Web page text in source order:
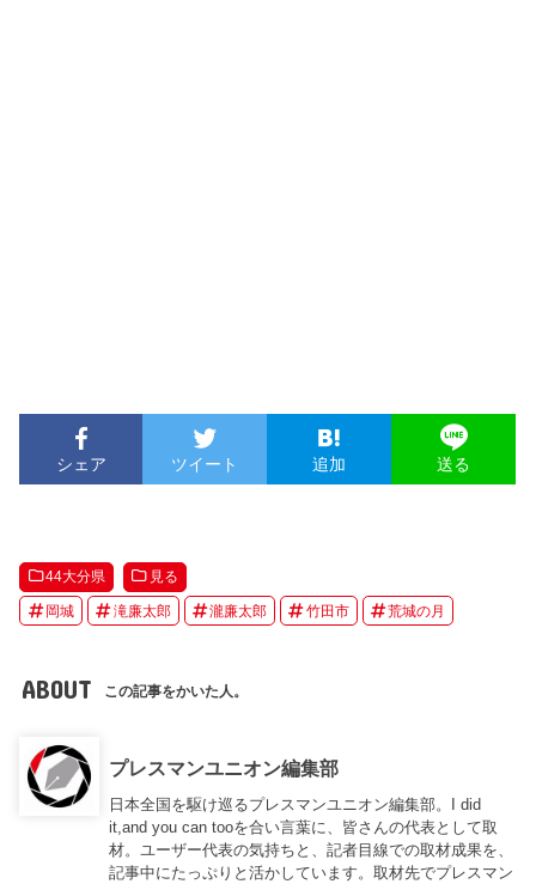
シェア ツイート 追加 送る
44大分県 見る
岡城 滝廉太郎 瀧廉太郎 竹田市 荒城の月
ABOUT この記事をかいた人。
プレスマンユニオン編集部
日本全国を駆け巡るプレスマンユニオン編集部。I did
it,and you can tooを合い言葉に、皆さんの代表として取
材。ユーザー代表の気持ちと、記者目線での取材成果を、
記事中にたっぷりと活かしています。取材先でプレスマン